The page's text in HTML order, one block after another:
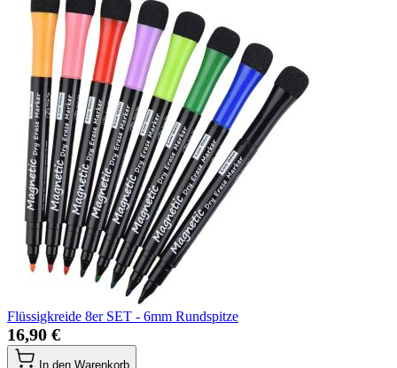
Flüssigkreide 8er SET - 6mm Rundspitze
16,90 €
In den Warenkorb